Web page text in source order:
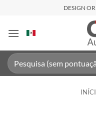
content
DESIGN
Pesquisar
por: